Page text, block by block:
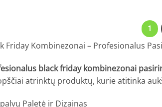
1
Friday Kombinezonai – Profesionalus
black friday kombinezonai
atrinktų produktų, kurie atitinka
Paletė ir Dizainas